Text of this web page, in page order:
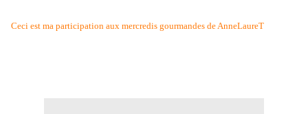
Ceci est ma participation aux mercredis gourmandes de AnneLaureT